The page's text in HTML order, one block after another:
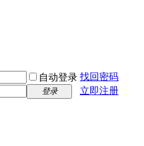
自动登录 找回密码
登录
立即注册